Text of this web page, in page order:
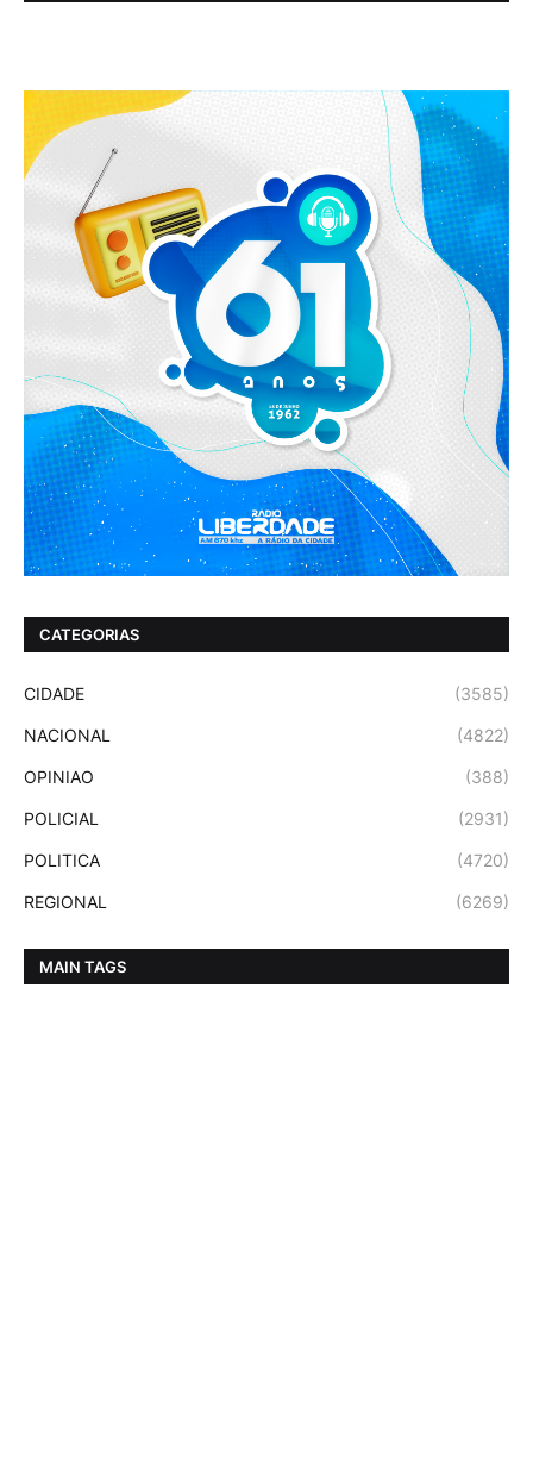
CATEGORIAS
CIDADE (3585)
NACIONAL (4822)
OPINIAO (388)
POLICIAL (2931)
POLITICA (4720)
REGIONAL (6269)
MAIN TAGS